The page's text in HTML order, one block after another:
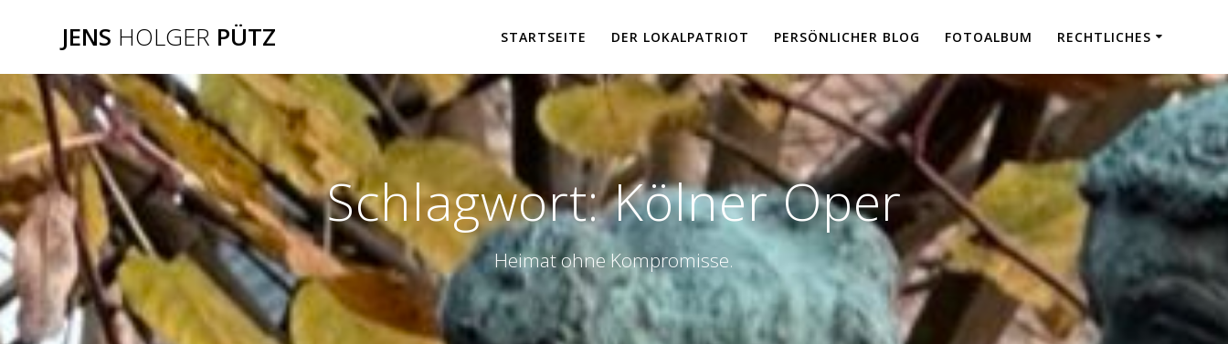
springen
JENS HOLGER PÜTZ STARTSEITE DER LOKALPATRIOT PERSÖNLICHER BLOG FOTOALBUM RECHTLICHES
Schlagwort:Kölner Oper
Heimat ohne Kompromisse.